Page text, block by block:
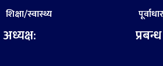
शिक्षा/स्वास्थ्य
अध्यक्ष:
पूर्वाधार